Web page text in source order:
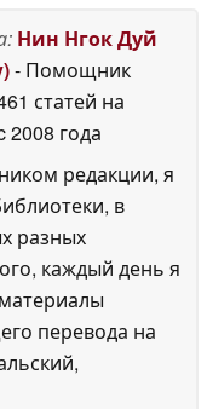
Нин Нгок Дуй
- Помощник
статей на
2008 года
редакции, я
в
разных
каждый день я
перевода на